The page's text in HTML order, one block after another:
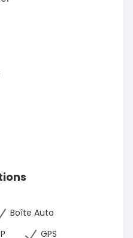
Boîte Auto
GPS